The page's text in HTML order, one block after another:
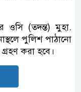
ওসি (তদন্ত) মুহা.
পুলিশ পাঠানো
গ্রহণ করা হবে।